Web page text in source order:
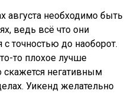
августа необходимо быть
ведь всё что они
точностью до наоборот.
то плохое лучше
скажется негативным
Уикенд желательно